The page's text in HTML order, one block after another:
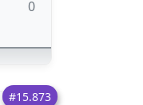
0
#15.873